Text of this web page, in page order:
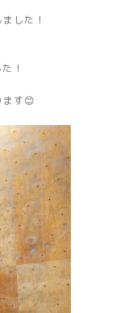
した！
！
す😊